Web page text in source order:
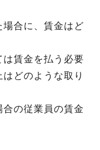
場合に、賃金はど
賃金を払う必要
どのような取り
の従業員の賃金